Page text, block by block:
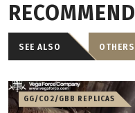
SEE ALSO
GG/CO2/GBB REPLICAS